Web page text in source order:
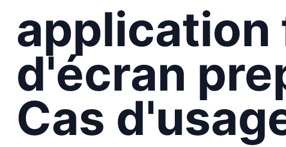
application
d'écran
Cas